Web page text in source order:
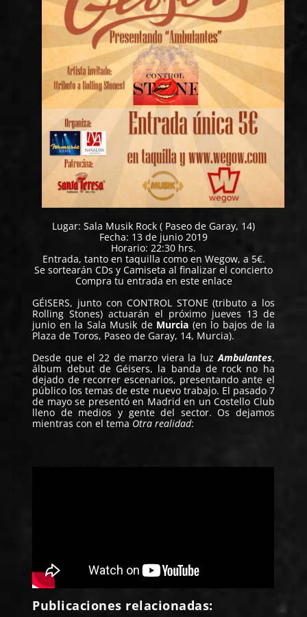
Lugar: Sala Musik Rock ( Paseo de Garay, 14)
Fecha: 13 de junio 2019
Horario: 22:30 hrs.
Entrada, tanto en taquilla como en Wegow, a 5€.
Se sortearán CDs y Camiseta al finalizar el concierto
Compra tu entrada en este enlace
GÉISERS, junto con CONTROL STONE (tributo a los
Rolling Stones) actuarán el próximo jueves 13 de
junio en la Sala Musik de Murcia (en lo bajos de la
Plaza de Toros, Paseo de Garay, 14, Murcia).
Desde que el 22 de marzo viera la luzAmbulantes,
álbum debut de Géisers, la banda de rock no ha
dejado de recorrer escenarios, presentando ante el
público los temas de este nuevo trabajo. El pasado 7
de mayo se presentó en Madrid en un Costello Club
lleno de medios y gente del sector. Os dejamos
mientras con el tema Otra realidad:
Publicaciones relacionadas: